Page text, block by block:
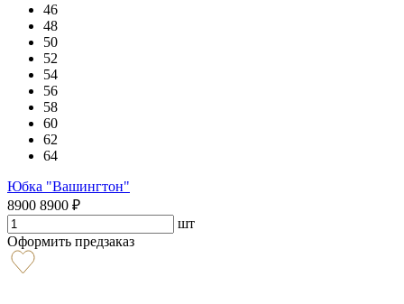
46
48
50
52
54
56
58
60
62
64
Юбка "Вашингтон"
8900 8900 ₽
шт
Оформить предзаказ